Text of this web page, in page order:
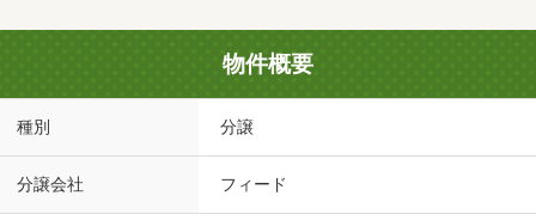
物件概要
種別 分譲
分譲会社 フィード